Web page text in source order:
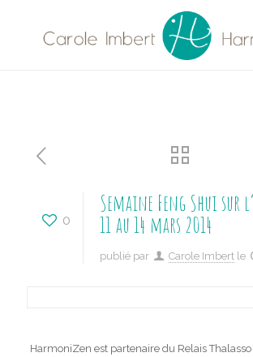
0
Semaine Feng Shui sur
11 au 14 mars 2014
publié par Carole Imbert le
HarmoniZen est partenaire du Relais